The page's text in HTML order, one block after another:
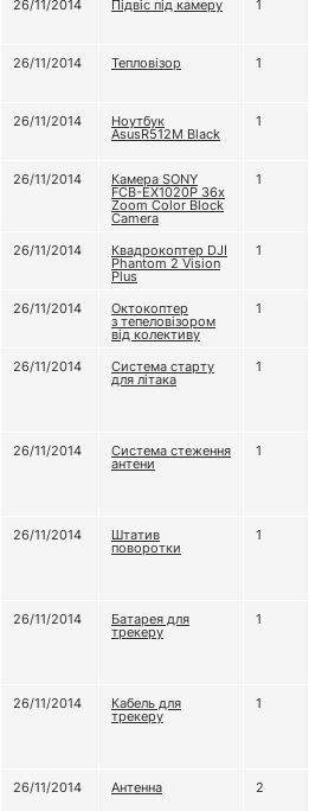
26/11/2014 Підвіс під камеру 1
26/11/2014
Тепловізор 1
26/11/2014
Ноутбук
AsusR512M Black
1
26/11/2014
Камера SONY
FCB-EX1020P 36x
Zoom Color Block
Camera
1
26/11/2014 Квадрокоптер DJI
Phantom 2 Vision
Plus
1
26/11/2014
Октокоптер
з тепеловізором
від колективу
1
26/11/2014
Система старту
для літака
1
26/11/2014
Система стеження
антени
1
26/11/2014
Штатив
поворотки
1
26/11/2014
Батарея для
трекеру
1
26/11/2014
Кабель для
трекеру
1
26/11/2014
Антенна 2